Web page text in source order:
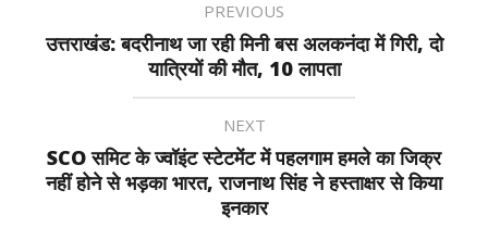
PREVIOUS
उत्तराखंड: बदरीनाथ जा रही मिनी बस अलकनंदा में गिरी, दो
यात्रियों की मौत, 10 लापता
NEXT
SCO समिट के ज्वॉइंट स्टेटमेंट में पहलगाम हमले का जिक्र
नहीं होने से भड़का भारत, राजनाथ सिंह ने हस्ताक्षर से किया
इनकार